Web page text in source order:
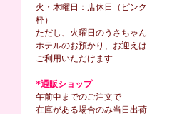
火・木曜日：店休日（ピンク
枠）
ただし、火曜日のうさちゃん
ホテルのお預かり、お迎えは
ご利用いただけます
*通販ショップ
午前中までのご注文で
在庫がある場合のみ当日出荷